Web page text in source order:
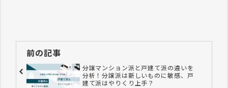
前の記事
分譲マンション派と戸建て派の違いを
分析！分譲派は新しいものに敏感、戸
建て派はやりくり上手？